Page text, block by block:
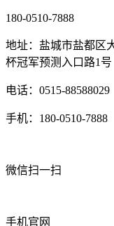
180-0510-7888
地址：盐城市盐都区
杯冠军预测入口路1号
电话：0515-88588029
手机：180-0510-7888
微信扫一扫
手机官网